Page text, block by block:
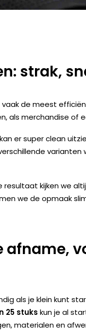
strak,
vaak de meest
als merchandise of
er super clean
resultaat kijken we
we de opmaak
afname,
als je klein kunt
25 stuks kun je al
materialen en